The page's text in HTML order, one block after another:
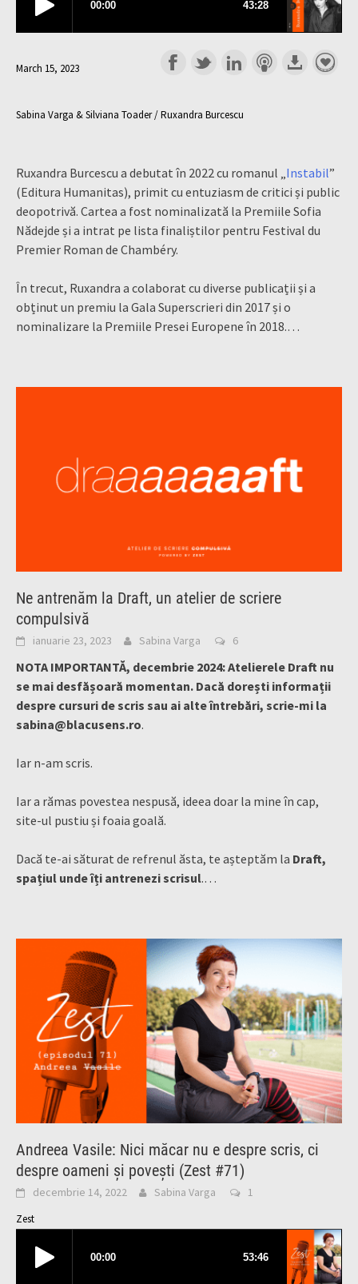
March 15, 2023
Sabina Varga & Silviana Toader / Ruxandra Burcescu
Ruxandra Burcescu a debutat în 2022 cu romanul „ Instabil”
(Editura Humanitas), primit cu entuziasm de critici și public
deopotrivă. Cartea a fost nominalizată la Premiile Sofia
Nădejde și a intrat pe lista finaliștilor pentru Festival du
Premier Roman de Chambéry.
În trecut, Ruxandra a colaborat cu diverse publicații și a
obținut un premiu la Gala Superscrieri din 2017 și o
nominalizare la Premiile Presei Europene în 2018.…
Ne antrenăm la Draft, un atelier de scriere
compulsivă
ianuarie 23, 2023 Sabina Varga 6
NOTA IMPORTANTĂ, decembrie 2024: Atelierele Draft nu
se mai desfășoară momentan. Dacă dorești informații
despre cursuri de scris sau ai alte întrebări, scrie-mi la
sabina@blacusens.ro.
Iar n-am scris.
Iar a rămas povestea nespusă, ideea doar la mine în cap,
site-ul pustiu și foaia goală.
Dacă te-ai săturat de refrenul ăsta, te așteptăm la Draft,
spațiul unde îți antrenezi scrisul.…
Andreea Vasile: Nici măcar nu e despre scris, ci
despre oameni și povești (Zest #71)
decembrie 14, 2022 Sabina Varga 1
Zest